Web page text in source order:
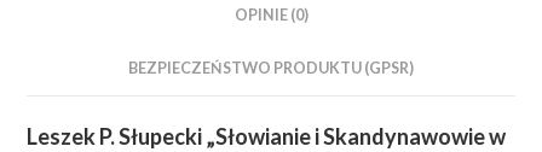
OPINIE (0)
BEZPIECZEŃSTWO PRODUKTU (GPSR)
Leszek P. Słupecki „Słowianie i Skandynawowie w